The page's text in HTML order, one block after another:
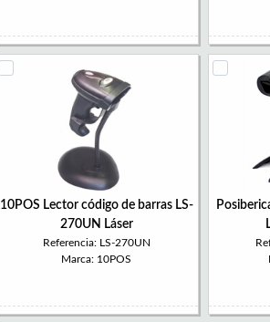
10POS Lector código de barras LS-
270UN Láser
Referencia: LS-270UN
Marca: 10POS